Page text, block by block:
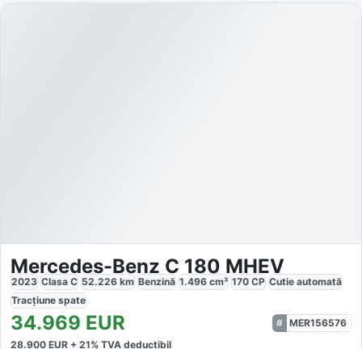
Mercedes-Benz C 180 MHEV
2023 Clasa C 52.226 km Benzină 1.496 cm³ 170 CP Cutie automată
Tracțiune spate
34.969 EUR
MER156576
28.900 EUR + 21% TVA deductibil